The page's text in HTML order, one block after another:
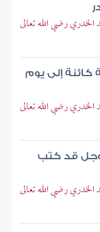
رضي الله تعالى
كائنة إلى يوم
رضي الله تعالى
وجل قد كتب
رضي الله تعالى